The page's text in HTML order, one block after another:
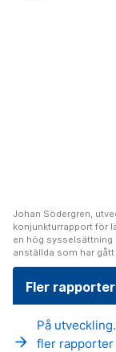
Johan Södergren,
konjunkturrapport för
en hög sysselsättning
anställda som har gått
Fler
arrow_forward
På
fler rapporter